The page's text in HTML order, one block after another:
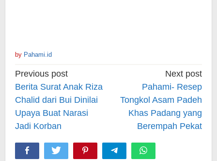
by Pahami.id
Post
navigation
Previous post
Berita Surat Anak Riza
Chalid dari Bui Dinilai
Upaya Buat Narasi
Jadi Korban
Next post
Pahami- Resep
Tongkol Asam Padeh
Khas Padang yang
Berempah Pekat